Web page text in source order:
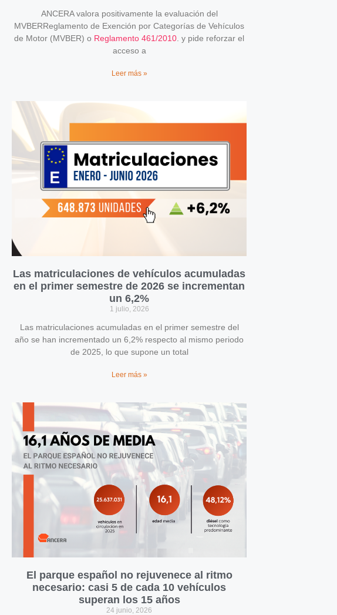
ANCERA valora positivamente la evaluación del
MVBERReglamento de Exención por Categorías de Vehículos
de Motor (MVBER) o Reglamento 461/2010 . y pide reforzar el
acceso a
Leer más »
Las matriculaciones de vehículos acumuladas
en el primer semestre de 2026 se incrementan
un 6,2%
1 julio, 2026
Las matriculaciones acumuladas en el primer semestre del
año se han incrementado un 6,2% respecto al mismo periodo
de 2025, lo que supone un total
Leer más »
El parque español no rejuvenece al ritmo
necesario: casi 5 de cada 10 vehículos
superan los 15 años
24 junio, 2026